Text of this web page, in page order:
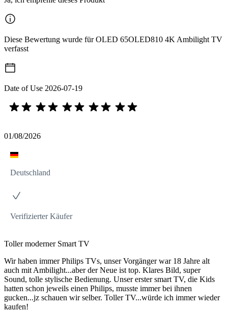
Diese Bewertung wurde für OLED 65OLED810 4K Ambilight TV
verfasst
Date of Use 2026-07-19
01/08/2026
Deutschland
Verifizierter Käufer
Toller moderner Smart TV
Wir haben immer Philips TVs, unser Vorgänger war 18 Jahre alt
auch mit Ambilight...aber der Neue ist top. Klares Bild, super
Sound, tolle stylische Bedienung. Unser erster smart TV, die Kids
hatten schon jeweils einen Philips, musste immer bei ihnen
gucken...jz schauen wir selber. Toller TV...würde ich immer wieder
kaufen!